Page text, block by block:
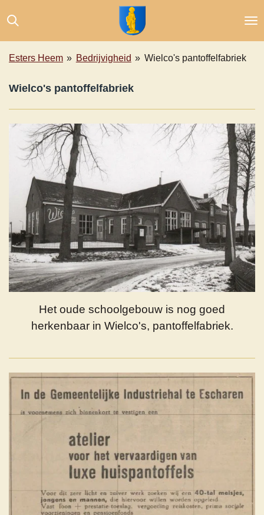
direct
naar
de
Esters Heem » Bedrijvigheid » Wielco's pantoffelfabriek
Wielco's pantoffelfabriek
Het oude schoolgebouw is nog goed
herkenbaar in Wielco's, pantoffelfabriek.